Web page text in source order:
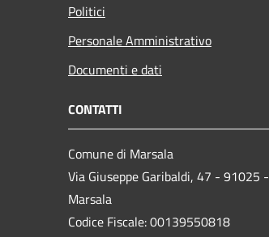
Politici
Personale Amministrativo
Documenti e dati
CONTATTI
Comune di Marsala
Via Giuseppe Garibaldi, 47 - 91025 -
Marsala
Codice Fiscale: 00139550818